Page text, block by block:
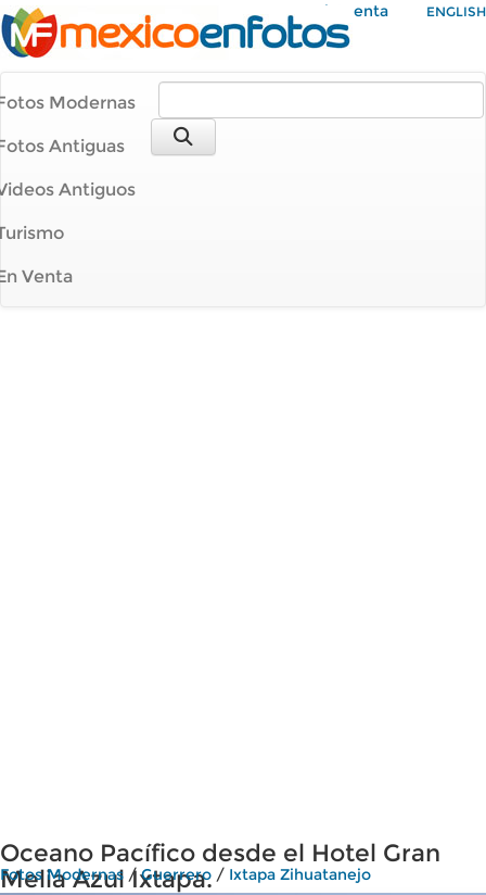
Mi Cuenta ENGLISH
Modernas
Antiguas
Antiguos
Venta
Oceano Pacífico desde el Hotel Gran
Melia Azul Ixtapa.
Fotos Modernas /Guerrero / Ixtapa Zihuatanejo